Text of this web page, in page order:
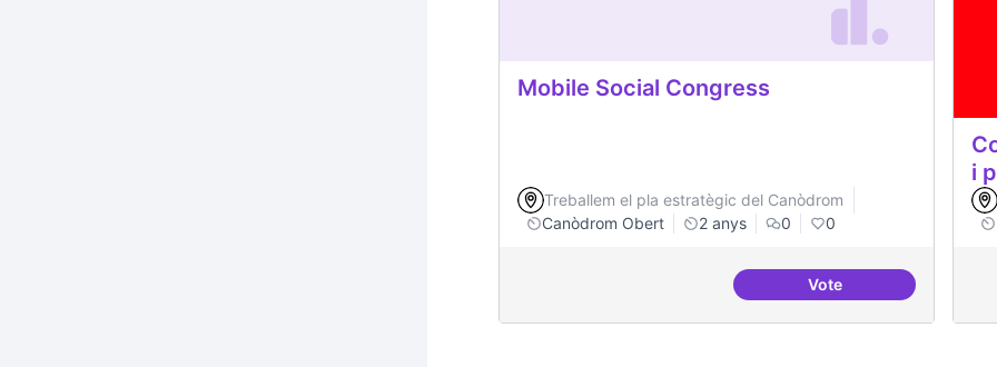
Mobile Social Congress
Treballem el pla estratègic del Canòdrom
Canòdrom Obert
2 anys 0 0
VoteMobile Social Congress
i